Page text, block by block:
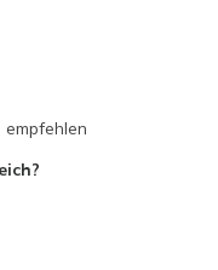
empfehlen